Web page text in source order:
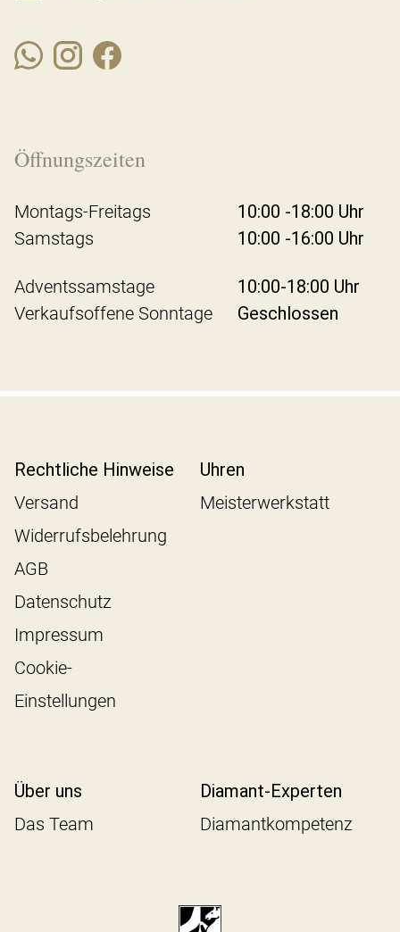
Öffnungszeiten
Montags-Freitags
10:00 -18:00 Uhr
Samstags
10:00 -16:00 Uhr
Adventssamstage
10:00-18:00 Uhr
Verkaufsoffene Sonntage
Geschlossen
Rechtliche Hinweise
Versand
Widerrufsbelehrung
AGB
Datenschutz
Impressum
Cookie-
Einstellungen
Uhren
Meisterwerkstatt
Über uns
Das Team
Diamant-Experten
Diamantkompetenz